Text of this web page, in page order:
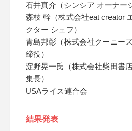
石井真介（シンシア オーナー
森枝 幹（株式会社eat creator
クター シェフ）
青島邦彰（株式会社クーニー
締役）
淀野晃一氏（株式会社柴田書
集長）
USAライス連合会
結果発表